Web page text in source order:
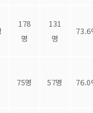
178
명
131
명
75명 57명